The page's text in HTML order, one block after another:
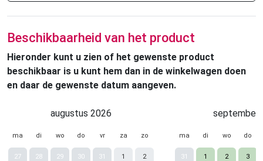
Beschikbaarheid van het product
Hieronder kunt u zien of het gewenste product
beschikbaar is u kunt hem dan in de winkelwagen doen
en daar de gewenste datum aangeven.
augustus 2026
ma di wo do vr za zo
27 28 29 30 31 1 2
september
ma di wo do
31 1 2 3